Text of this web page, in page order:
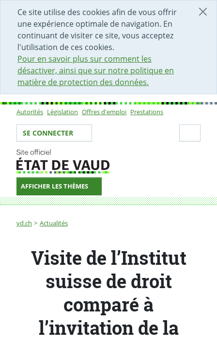
Ce site utilise des cookies afin de vous offrir
une expérience optimale de navigation. En
continuant de visiter ce site, vous acceptez
l'utilisation de ces cookies.
Pour en savoir plus sur comment les
désactiver, ainsi que sur notre politique en
matière de protection des données.
DÉBUT DU CONTENU DE LA PAGE
ACCÈS AU CHAMP DE RECHERCHE
PAGE D'ACCUEIL
FORMULAIRE DE CONTACT
Sous-navigation
Autorités Législation Offres d'emploi Prestations
Votre identité
SE CONNECTER
AFFICHER LES THÈMES
Fil d'Ariane
vd.ch Actualités
Visite de l’Institut suisse de droit comparé à l’invitation
Visite de l’Institut
suisse de droit
comparé à
l’invitation de la